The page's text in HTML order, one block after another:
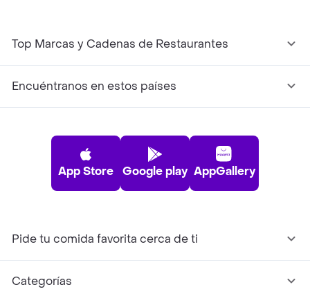
Top Marcas y Cadenas de Restaurantes
Encuéntranos en estos países
App Store Google play AppGallery
Pide tu comida favorita cerca de ti
Categorías